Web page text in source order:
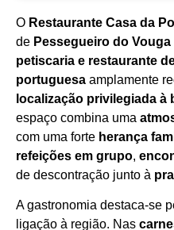
O Restaurante Casa da
de Pessegueiro do Vouga
petiscaria e restaurante
portuguesa amplamente
localização privilegiada à
espaço combina uma
com uma forte herança
refeições em grupo,
de descontração junto à
A gastronomia destaca‑se
ligação à região. Nas
Facebook
Instagram
Centro
Região de Aveiro
Sever do Vouga
Rua da ACRPV 881
128 Portugal
966 642 143
Cozinha tradicional
Vitela assada,Arroz de
tradicional